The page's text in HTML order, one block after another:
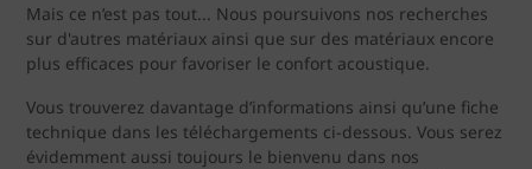
Mais ce n’est pas tout... Nous poursuivons nos recherches
sur d'autres matériaux ainsi que sur des matériaux encore
plus efficaces pour favoriser le confort acoustique.
Vous trouverez davantage d’informations ainsi qu’une fiche
technique dans les téléchargements ci-dessous. Vous serez
évidemment aussi toujours le bienvenu dans nos